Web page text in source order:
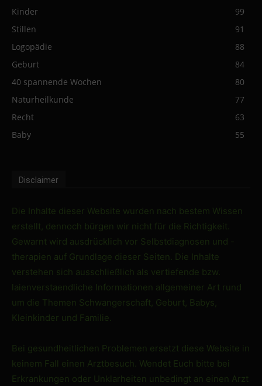
Kinder
99
Stillen
91
Logopädie
88
Geburt
84
40 spannende Wochen
80
Naturheilkunde
77
Recht
63
Baby
55
Disclaimer
Die Inhalte dieser Website wurden nach bestem Wissen
erstellt, dennoch bürgen wir nicht für die Richtigkeit.
Gewarnt wird ausdrücklich vor Selbstdiagnosen und -
therapien auf Grundlage dieser Seiten. Die Inhalte
verstehen sich ausschließlich als vertiefende bzw.
laienverstaendliche Informationen allgemeiner Art rund
um die Themen Schwangerschaft, Geburt, Babys,
Kleinkinder und Familie.
Bei gesundheitlichen Problemen ersetzt diese Website in
keinem Fall einen Arztbesuch. Wendet Euch bitte bei
Erkrankungen oder Unklarheiten unbedingt an einen Arzt